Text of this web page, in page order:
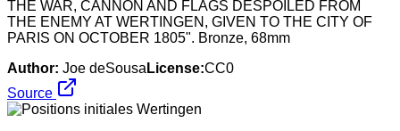
THE WAR, CANNON AND FLAGS DESPOILED FROM
THE ENEMY AT WERTINGEN, GIVEN TO THE CITY OF
PARIS ON OCTOBER 1805". Bronze, 68mm
Author: Joe deSousa License:CC0
Source